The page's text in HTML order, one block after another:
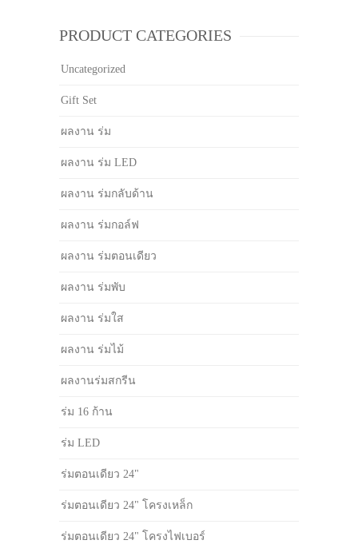
PRODUCT CATEGORIES
Uncategorized
Gift Set
ผลงาน ร่ม
ผลงาน ร่ม LED
ผลงาน ร่มกลับด้าน
ผลงาน ร่มกอล์ฟ
ผลงาน ร่มตอนเดียว
ผลงาน ร่มพับ
ผลงาน ร่มใส
ผลงาน ร่มไม้
ผลงานร่มสกรีน
ร่ม 16 ก้าน
ร่ม LED
ร่มตอนเดียว 24"
ร่มตอนเดียว 24" โครงเหล็ก
ร่มตอนเดียว 24" โครงไฟเบอร์